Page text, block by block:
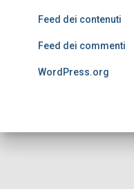
Feed dei contenuti
Feed dei commenti
WordPress.org